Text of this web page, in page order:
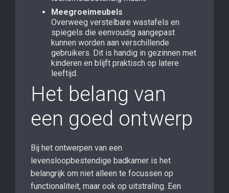
Meegroeimeubels
Overweeg verstelbare wastafels en
spiegels die eenvoudig aangepast
kunnen worden aan verschillende
gebruikers. Dit is handig in gezinnen met
kinderen en blijft praktisch op latere
leeftijd.
Het belang van
een goed ontwerp
Bij het ontwerpen van een
levensloopbestendige badkamer is het
belangrijk om niet alleen te focussen op
functionaliteit, maar ook op uitstraling. Een